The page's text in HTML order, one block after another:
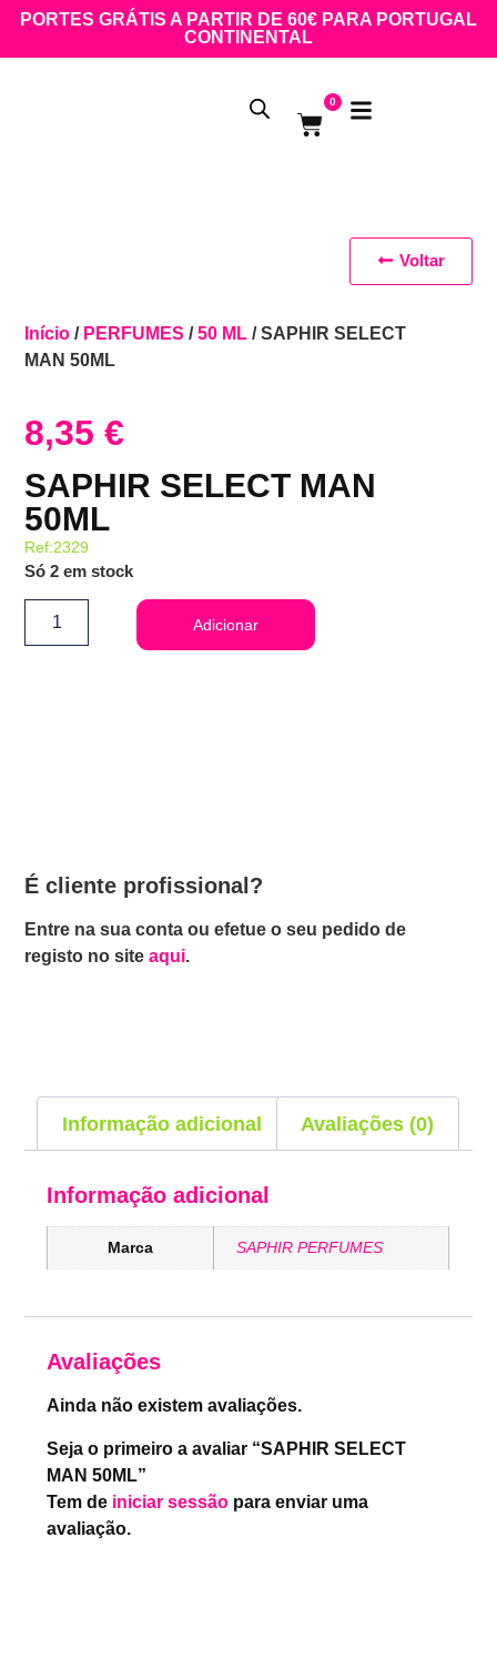
PORTES GRÁTIS A PARTIR DE 60€ PARA PORTUGAL
CONTINENTAL
0
Início / PERFUMES /50 ML / SAPHIR SELECT
MAN 50ML
8,35€
SAPHIR SELECT MAN
50ML
Ref:2329
Só 2 em stock
Adicionar
É cliente profissional?
Entre na sua conta ou efetue o seu pedido de
registo no siteaqui.
Voltar
Informação adicional Avaliações (0)
Informação adicional
Marca SAPHIR PERFUMES
Avaliações
Ainda não existem avaliações.
Seja o primeiro a avaliar “SAPHIR SELECT
MAN 50ML”
Tem de iniciar sessão para enviar uma
avaliação.